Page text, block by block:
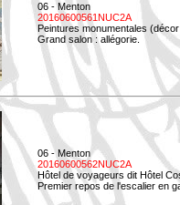
06 - Menton
20160600561NUC2A
Peintures monumentales
Grand salon : allégorie.
06 - Menton
20160600562NUC2A
Hôtel de voyageurs dit Hôtel
Premier repos de l'escalier en